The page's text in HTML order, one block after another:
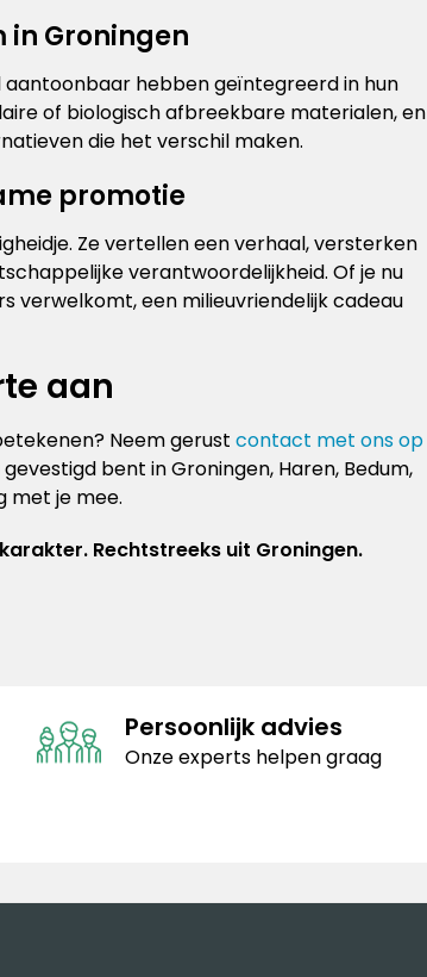
in Groningen
hebben geïntegreerd in hun
of biologisch afbreekbare materialen, en
die het verschil maken.
promotie
Ze vertellen een verhaal, versterken
verantwoordelijkheid. Of je nu
verwelkomt, een milieuvriendelijk cadeau
aan
Neem gerust contact met ons op
bent in Groningen, Haren, Bedum,
met je mee.
Rechtstreeks uit Groningen.
Persoonlijk advies
Onze experts helpen graag